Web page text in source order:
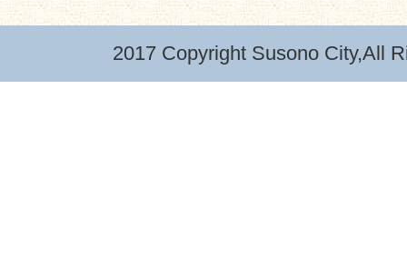
2017 Copyright Susono City,All